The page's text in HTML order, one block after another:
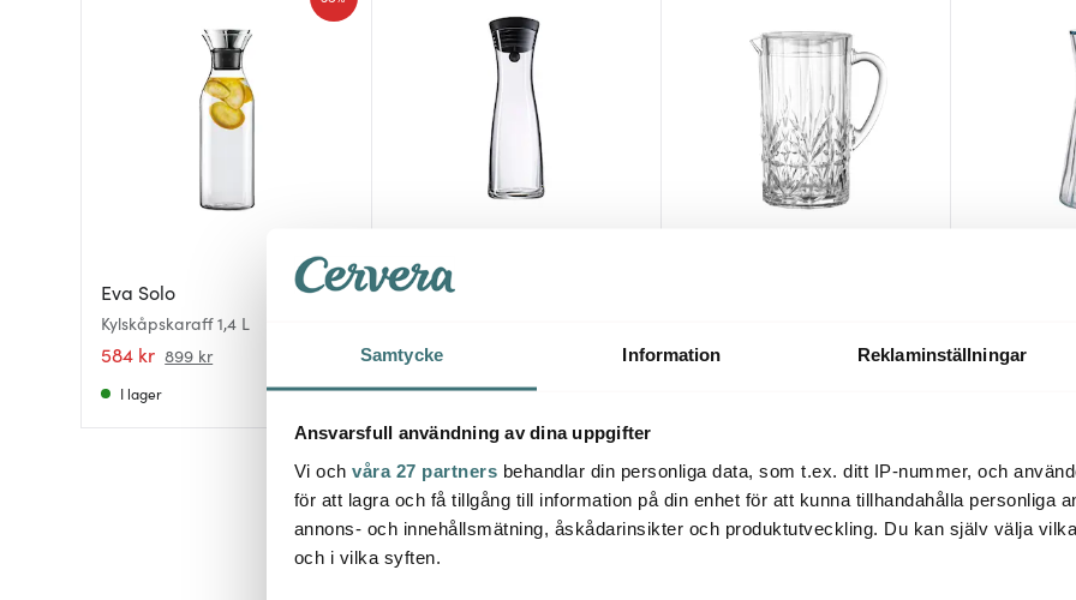
Samtycke Information Reklaminställningar
Ansvarsfull användning av dina uppgifter
Vi och våra 27 partners behandlar din personliga data, som t.ex. ditt IP-nummer, och
för att lagra och få tillgång till information på din enhet för att kunna tillhandahålla personliga
annons- och innehållsmätning, åskådarinsikter och produktutveckling. Du kan själv välja
och i vilka syften.
Eva Solo
Kylskåpskaraff 1,4 L
584 kr 899 kr
I lager
Wmf
Decanter Karaff med Lock i
729 kr
I lager
399 kr 179 kr
Du kanske också gillar